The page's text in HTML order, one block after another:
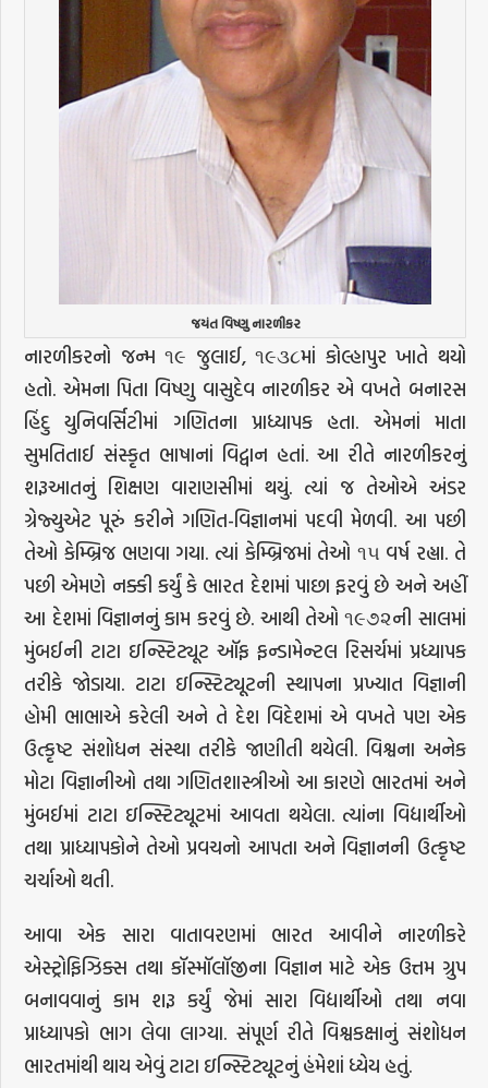
જયંત વિષ્ણુ નારળીકર
નારળીકરનો જન્મ ૧૯ જુલાઈ, ૧૯૩૮માં કોલ્હાપુર ખાતે થયો
હતો. એમના પિતા વિષ્ણુ વાસુદેવ નારળીકર એ વખતે બનારસ
હિંદુ યુનિવર્સિટીમાં ગણિતના પ્રાધ્યાપક હતા. એમનાં માતા
સુમતિતાઈ સંસ્કૃત ભાષાનાં વિદ્વાન હતાં. આ રીતે નારળીકરનું
શરૂઆતનું શિક્ષણ વારાણસીમાં થયું. ત્યાં જ તેઓએ અંડર
ગ્રેજ્યુએટ પૂરું કરીને ગણિત-વિજ્ઞાનમાં પદવી મેળવી. આ પછી
તેઓ કેમ્બ્રિજ ભણવા ગયા. ત્યાં કેમ્બ્રિજમાં તેઓ ૧૫ વર્ષ રહ્યા. તે
પછી એમણે નક્કી કર્યું કે ભારત દેશમાં પાછા ફરવું છે અને અહીં
આ દેશમાં વિજ્ઞાનનું કામ કરવું છે. આથી તેઓ ૧૯૭૨ની સાલમાં
મુંબઈની ટાટા ઇન્સ્ટિટ્યૂટ ઑફ ફન્ડામેન્ટલ રિસર્ચમાં પ્રધ્યાપક
તરીકે જોડાયા. ટાટા ઇન્સ્ટિટ્યૂટની સ્થાપના પ્રખ્યાત વિજ્ઞાની
હોમી ભાભાએ કરેલી અને તે દેશ વિદેશમાં એ વખતે પણ એક
ઉત્કૃષ્ટ સંશોધન સંસ્થા તરીકે જાણીતી થયેલી. વિશ્વના અનેક
મોટા વિજ્ઞાનીઓ તથા ગણિતશાસ્ત્રીઓ આ કારણે ભારતમાં અને
મુંબઈમાં ટાટા ઇન્સ્ટિટ્યૂટમાં આવતા થયેલા. ત્યાંના વિદ્યાર્થીઓ
તથા પ્રાધ્યાપકોને તેઓ પ્રવચનો આપતા અને વિજ્ઞાનની ઉત્કૃષ્ટ
ચર્ચાઓ થતી.
આવા એક સારા વાતાવરણમાં ભારત આવીને નારળીકરે
એસ્ટ્રોફિઝિક્સ તથા કૉસ્મૉલૉજીના વિજ્ઞાન માટે એક ઉત્તમ ગ્રુપ
બનાવવાનું કામ શરૂ કર્યું જેમાં સારા વિદ્યાર્થીઓ તથા નવા
પ્રાધ્યાપકો ભાગ લેવા લાગ્યા. સંપૂર્ણ રીતે વિશ્વકક્ષાનું સંશોધન
ભારતમાંથી થાય એવું ટાટા ઇન્સ્ટિટ્યૂટનું હંમેશાં ધ્યેય હતું.